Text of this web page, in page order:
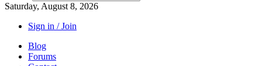
Saturday, August 8, 2026
Sign in / Join
Blog
Forums